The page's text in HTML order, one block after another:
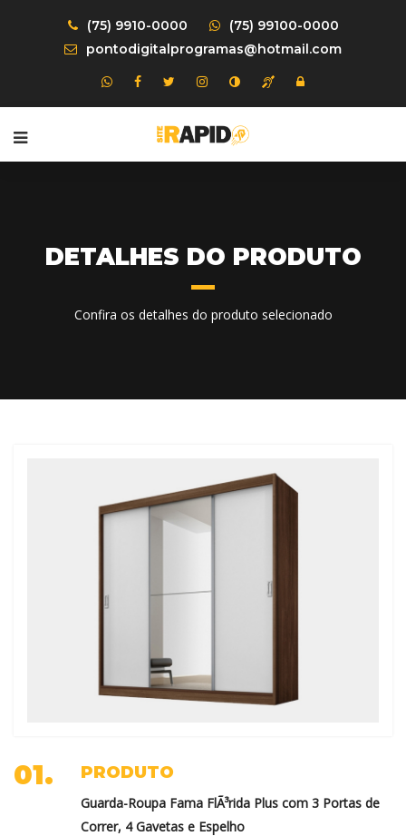
(75) 9910-0000
(75) 99100-0000
pontodigitalprogramas@hotmail.com
DETALHES DO PRODUTO
Confira os detalhes do produto selecionado
01. PRODUTO
Guarda-Roupa Fama FlÃ³rida Plus com 3 Portas de
Correr, 4 Gavetas e Espelho